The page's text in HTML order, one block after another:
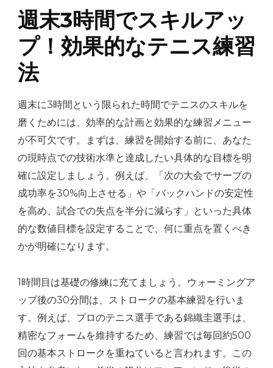
週末3時間でスキルアッ
プ！効果的なテニス練習
法
週末に3時間という限られた時間でテニスのスキルを
磨くためには、効率的な計画と効果的な練習メニュー
が不可欠です。まずは、練習を開始する前に、あなた
の現時点での技術水準と達成したい具体的な目標を明
確に設定しましょう。例えば、「次の大会でサーブの
成功率を30%向上させる」や「バックハンドの安定性
を高め、試合での失点を半分に減らす」といった具体
的な数値目標を設定することで、何に重点を置くべき
かが明確になります。
1時間目は基礎の修練に充てましょう。ウォーミングア
ップ後の30分間は、ストロークの基本練習を行いま
す。例えば、プロのテニス選手である錦織圭選手は、
精密なフォームを維持するため、練習では毎回約500
回の基本ストロークを重ねていると言われます。この